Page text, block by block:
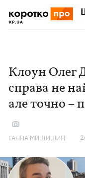
Клоун Олег
справа не
але точно –
ГАННА МИЩИШИН